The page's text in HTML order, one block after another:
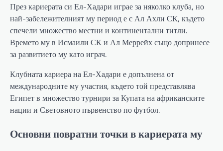
През кариерата си Ел-Хадари играе за няколко клуба, но
най-забележителният му период е с Ал Ахли СК, където
спечели множество местни и континентални титли.
Времето му в Исмаили СК и Ал Меррейх също допринесе
за развитието му като играч.
Клубната кариера на Ел-Хадари е допълнена от
международните му участия, където той представлява
Египет в множество турнири за Купата на африканските
нации и Световното първенство по футбол.
Основни повратни точки в кариерата му